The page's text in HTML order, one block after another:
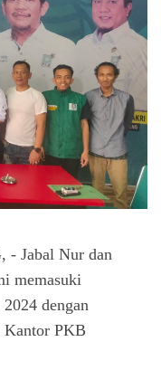
Jabal Nur dan
memasuki
dengan
Kantor PKB